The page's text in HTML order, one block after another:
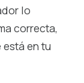
lo
correcta,
en tu